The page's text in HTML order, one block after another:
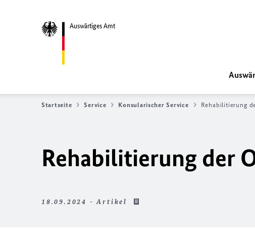
Auswärtiges Amt
Startseite Service Konsularischer Service Rehabilitierung
Rehabilitierung der
18.09.2024 - Artikel